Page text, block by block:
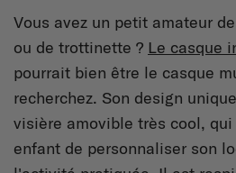
Vous avez un petit amateur
ou de trottinette ? Le casque
pourrait bien être le casque
recherchez. Son design
visière amovible très cool,
enfant de personnaliser son